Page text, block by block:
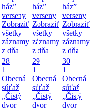
ház”
verseny
Zobraziť
všetky
záznamy
z dňa
ház”
verseny
Zobraziť
všetky
záznamy
z dňa
ház”
verseny
Zobraziť
všetky
záznamy
z dňa
28
1
Obecná
súťaž
„Čistý
dvor –
29
1
Obecná
súťaž
„Čistý
dvor –
30
1
Obecná
súťaž
„Čistý
dvor –